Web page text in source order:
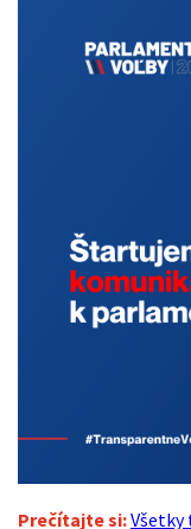
Prečítajte si:Všetky